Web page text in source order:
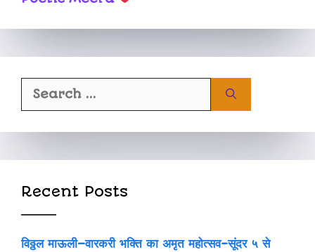
Recent Posts
विठ्ठल माऊली–वारकरी भक्ति का अमृत महोत्सव-सूंदर ५ से